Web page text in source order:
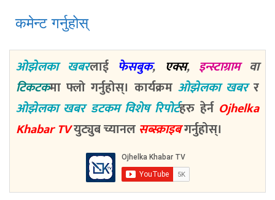
कमेन्ट गर्नुहोस्
ओझेलका खबरलाई फेसबुक, एक्स, इन्स्टाग्रामवा
टिकटकमा फ्लो गर्नुहोस्। कार्यक्रम ओझेलका खबरर
ओझेलका खबर डटकम विशेष रिपोर्टहरु हेर्न Ojhelka
Khabar TVयुट्युब च्यानल सब्स्क्राइबगर्नुहोस्।